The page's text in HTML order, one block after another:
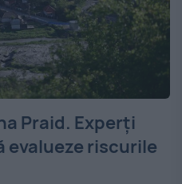
Praid. Experți
evalueze riscurile